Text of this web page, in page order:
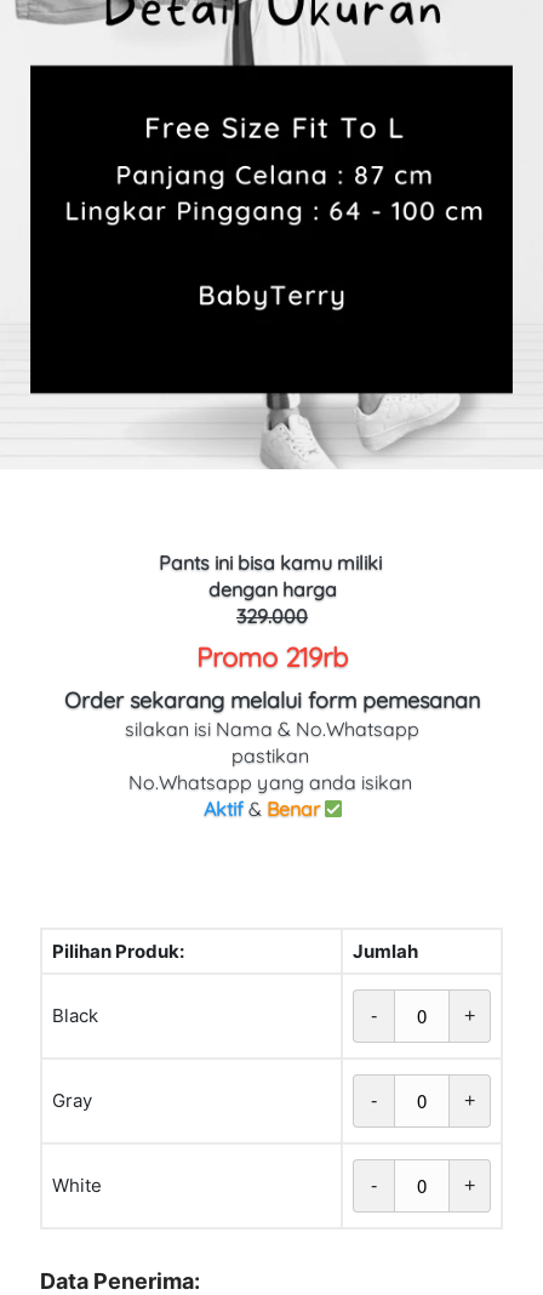
Pants ini bisa kamu miliki
dengan harga
329.000
Promo 219rb
Order sekarang melalui form pemesanan
silakan isi Nama & No.Whatsapp
pastikan
No.Whatsapp yang anda isikan
Aktif & Benar
Pilihan Produk: Jumlah
Black - +
Gray - +
White - +
Data Penerima: